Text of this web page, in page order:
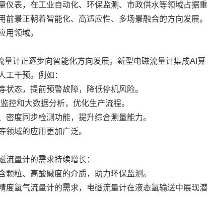
仪表，在工业自动化、环保监测、市政供水等领域占据重
景正朝着智能化、高适应性、多场景融合的方向发展。
用领域。
计正逐步向智能化方向发展。新型电磁流量计集成AI算
工干预。例如：
态，提前预警故障，降低停机风险。
控和大数据分析，优化生产流程。
度同步检测功能，提升综合测量能力。
域的应用更加广泛。
量计的需求持续增长：
粒、高酸碱度的介质，助力环保监测。
度氢气流量计的需求，电磁流量计在液态氢输送中展现潜